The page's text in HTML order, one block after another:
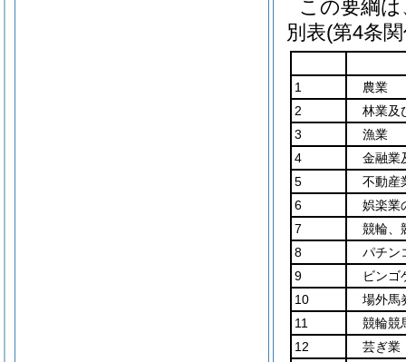
この要綱
別表(第4条
1
農業
2
林業及
3
漁業
4
金融業
5
不動産
6
娯楽業
7
競輪、
8
パチン
9
ビンゴ
10
場外馬
11
競輪競
12
芸ぎ業